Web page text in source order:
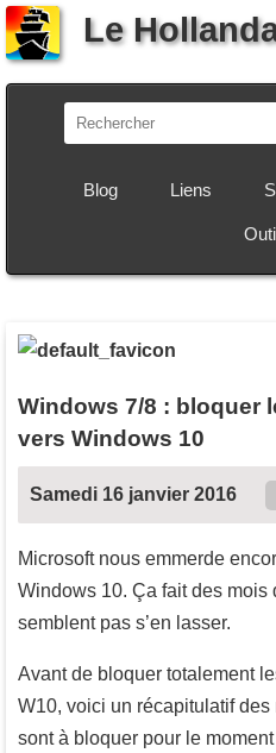
Le
Blog Liens
Windows 7/8 : bloquer
vers Windows 10
Samedi 16 janvier 2016
Microsoft nous emmerde
Windows 10. Ça fait des mois
semblent pas s’en lasser.
Avant de bloquer totalement
W10, voici un récapitulatif
sont à bloquer pour le moment